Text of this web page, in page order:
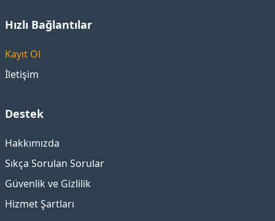
Hızlı Bağlantılar
Kayıt Ol
İletişim
Destek
Hakkımızda
Sıkça Sorulan Sorular
Güvenlik ve Gizlilik
Hizmet Şartları